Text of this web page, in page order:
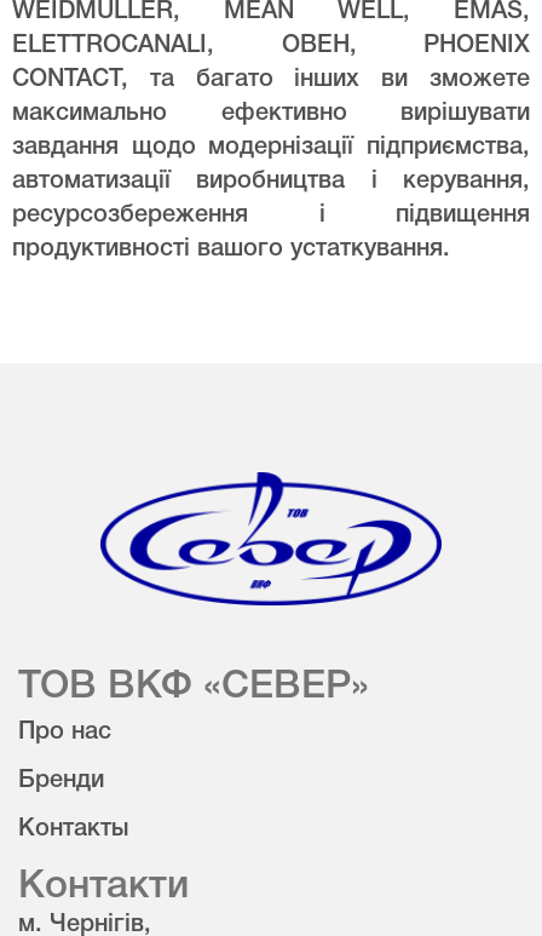
WEIDMULLER, MEAN WELL, EMAS,
ELETTROCANALI, ОВЕН, PHOENIX
CONTACT, та багато інших ви зможете
максимально ефективно вирішувати
завдання щодо модернізації підприємства,
автоматизації виробництва і керування,
ресурсозбереження і підвищення
продуктивності вашого устаткування.
ТОВ ВКФ «СЕВЕР»
Про нас
Бренди
Контакты
Контакти
м. Чернігів,